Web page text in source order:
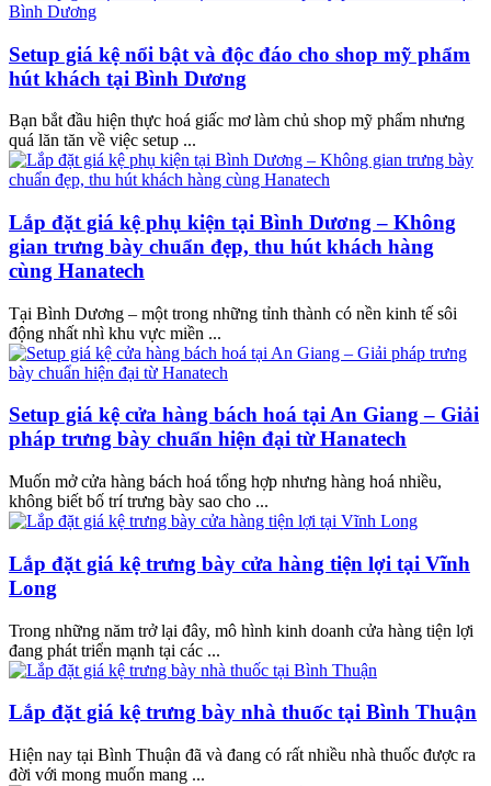
Setup giá kệ nổi bật và độc đáo cho shop mỹ phẩm
hút khách tại Bình Dương
Bạn bắt đầu hiện thực hoá giấc mơ làm chủ shop mỹ phẩm nhưng
quá lăn tăn về việc setup ...
Lắp đặt giá kệ phụ kiện tại Bình Dương – Không
gian trưng bày chuẩn đẹp, thu hút khách hàng
cùng Hanatech
Tại Bình Dương – một trong những tỉnh thành có nền kinh tế sôi
động nhất nhì khu vực miền ...
Setup giá kệ cửa hàng bách hoá tại An Giang – Giải
pháp trưng bày chuẩn hiện đại từ Hanatech
Muốn mở cửa hàng bách hoá tổng hợp nhưng hàng hoá nhiều,
không biết bố trí trưng bày sao cho ...
Lắp đặt giá kệ trưng bày cửa hàng tiện lợi tại Vĩnh
Long
Trong những năm trở lại đây, mô hình kinh doanh cửa hàng tiện lợi
đang phát triển mạnh tại các ...
Lắp đặt giá kệ trưng bày nhà thuốc tại Bình Thuận
Hiện nay tại Bình Thuận đã và đang có rất nhiều nhà thuốc được ra
đời với mong muốn mang ...